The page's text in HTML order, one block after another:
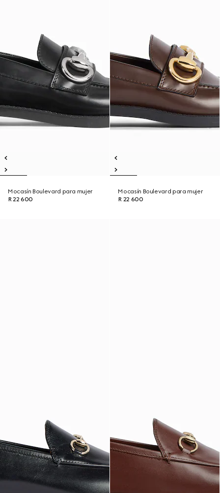
Mocasín Boulevard para mujer
R 22 600
Mocasín Boulevard para mujer
R 22 600